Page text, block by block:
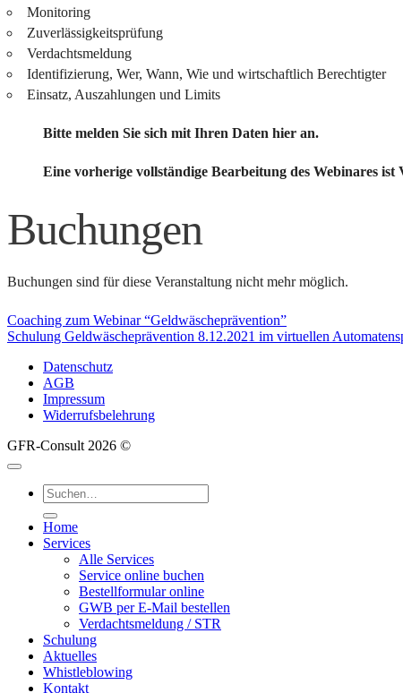
Monitoring
Zuverlässigkeitsprüfung
Verdachtsmeldung
Identifizierung, Wer, Wann, Wie und wirtschaftlich Berechtigter
Einsatz, Auszahlungen und Limits
Bitte melden Sie sich mit Ihren Daten hier an.
Eine vorherige vollständige Bearbeitung des Webinares ist
Buchungen
Buchungen sind für diese Veranstaltung nicht mehr möglich.
Coaching zum Webinar “Geldwäscheprävention”
Schulung Geldwäscheprävention 8.12.2021 im virtuellen
Datenschutz
AGB
Impressum
Widerrufsbelehrung
GFR-Consult 2026 ©
Suche
nach:
Home
Services
Alle Services
Service online buchen
Bestellformular online
GWB per E-Mail bestellen
Verdachtsmeldung / STR
Schulung
Aktuelles
Whistleblowing
Kontakt